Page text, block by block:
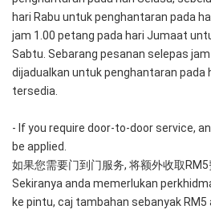
hari Rabu untuk penghantaran pada
jam 1.00 petang pada hari Jumaat
Sabtu. Sebarang pesanan selepas
dijadualkan untuk penghantaran pada
tersedia.
- If you require door-to-door service,
be applied.
如果您需要门到门服务, 将额外收取RM5
Sekiranya anda memerlukan
ke pintu, caj tambahan sebanyak RM5